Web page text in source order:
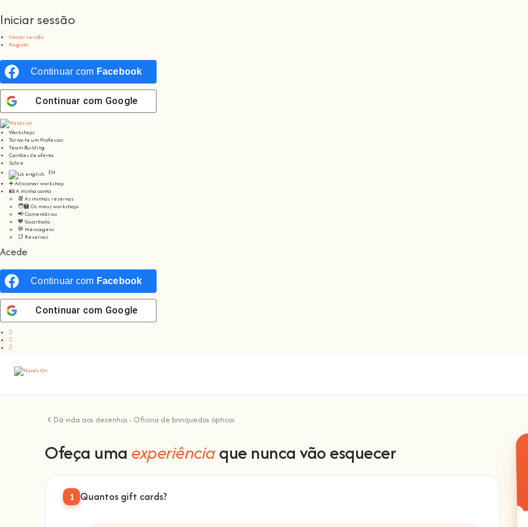
Iniciar sessão
Iniciar sessão
Registo
Continuar com Facebook
Continuar com Google
Workshops
Torna-te um Professor
Team Building
Cartões de oferta
Sobre
EN
➕ Adicionar workshop
🪪 A minha conta
📆 As minhas reservas
🧑‍🏫 Os meus workshops
📢 Comentários
🧡 Guardado
💬 Mensagens
📑 Reservas
Acede
Continuar com Facebook
Continuar com Google
Dá vida aos desenhos - Oficina de brinquedos ópticos
Ofeça uma experiênciaque nunca vão esquecer
1 Quantos gift cards?